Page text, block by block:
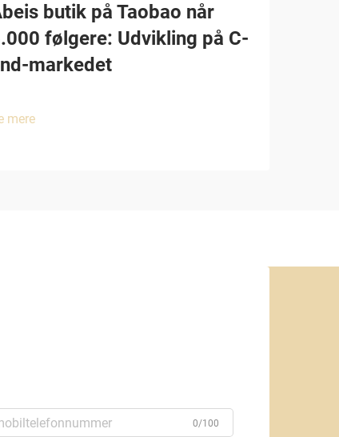
butik på Taobao når
følgere: Udvikling på C-
markedet
mere
0/100